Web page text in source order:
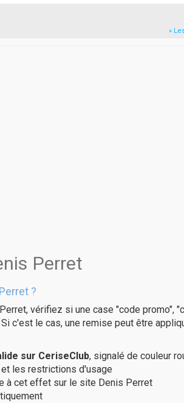
»
Perret
?
vérifiez si une case "code promo",
c'est le cas, une remise peut être
sur CeriseClub, signalé de couleur
les restrictions d'usage
à cet effet sur le site Denis Perret